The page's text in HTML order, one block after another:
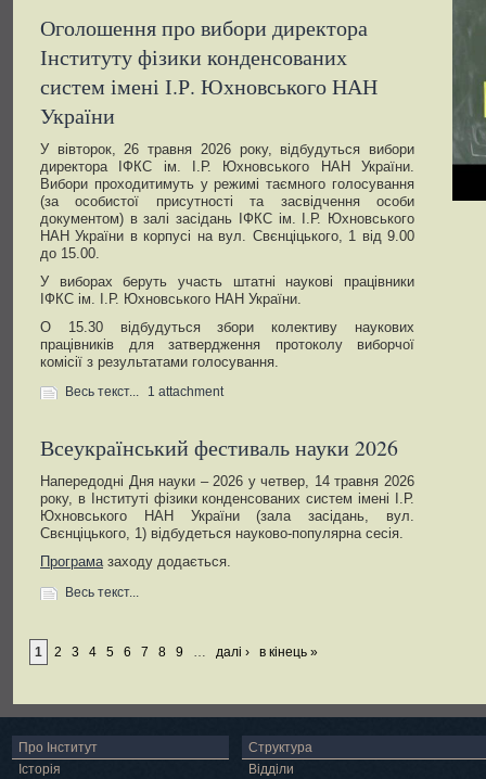
Оголошення про вибори директора
Інституту фізики конденсованих
систем імені І.Р. Юхновського НАН
України
У вівторок, 26 травня 2026 року, відбудуться вибори
директора ІФКС ім. І.Р. Юхновського НАН України.
Вибори проходитимуть у режимі таємного голосування
(за особистої присутності та засвідчення особи
документом) в залі засідань ІФКС ім. І.Р. Юхновського
НАН України в корпусі на вул. Свєнціцького, 1 від 9.00
до 15.00.
У виборах беруть участь штатні наукові працівники
ІФКС ім. І.Р. Юхновського НАН України.
О 15.30 відбудуться збори колективу наукових
працівників для затвердження протоколу виборчої
комісії з результатами голосування.
Весь текст... 1 attachment
Всеукраїнський фестиваль науки 2026
Напередодні Дня науки – 2026 у четвер, 14 травня 2026
року, в Інституті фізики конденсованих систем імені І.Р.
Юхновського НАН України (зала засідань, вул.
Свєнціцького, 1) відбудеться науково-популярна сесія.
Програмазаходу додається.
Весь текст...
1 2 3 4 5 6 7 8 9 далі › в кінець »
Про Інститут
Історія
Структура
Відділи